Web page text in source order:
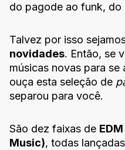
do pagode ao funk, do
Talvez por isso
novidades. Então, se
músicas novas para
ouça esta seleção de
separou para você.
São dez faixas de
Music), todas